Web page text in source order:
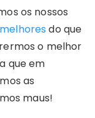
os nossos
melhores do que
o melhor
que em
as
maus!